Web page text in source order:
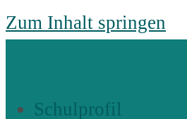
Zum Inhalt springen
Schulprofil